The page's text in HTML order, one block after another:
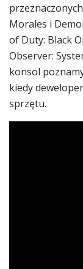
Morales i
of Duty: Black
Observer:
konsol
kiedy
sprzętu.